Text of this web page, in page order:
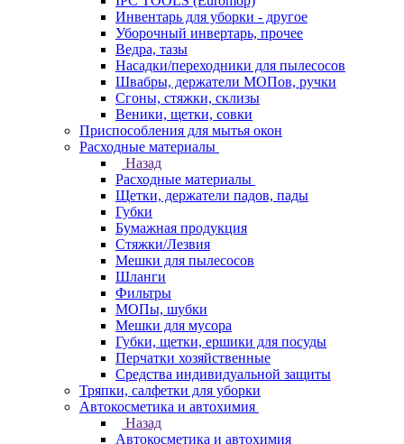
Инвентарь для уборки - другое
Уборочный инвертарь, прочее
Ведра, тазы
Насадки/переходники для пылесосов
Швабры, держатели МОПов, ручки
Сгоны, стяжки, склизы
Веники, щетки, совки
Приспособления для мытья окон
Расходные материалы
Назад
Расходные материалы
Щетки, держатели падов, пады
Губки
Бумажная продукция
Стяжки/Лезвия
Мешки для пылесосов
Шланги
Фильтры
МОПы, шубки
Мешки для мусора
Губки, щетки, ершики для посуды
Перчатки хозяйственные
Средства индивидуальной защиты
Тряпки, салфетки для уборки
Автокосметика и автохимия
Назад
Автокосметика и автохимия